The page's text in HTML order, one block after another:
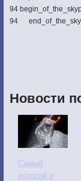
94
94
Новости
Самый
дорогой и